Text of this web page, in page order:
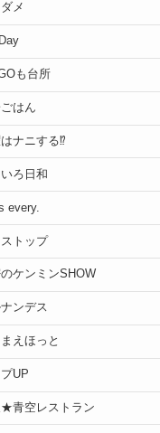
メ
も台所
はん
ナニする⁉
ろ日和
every.
ストップ
ケンミンSHOW
ナンデス
えほっと
UP
青空レストラン